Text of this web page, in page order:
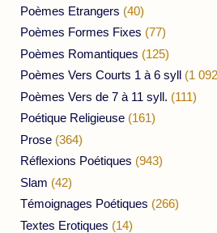
Poèmes Etrangers (40)
Poèmes Formes Fixes (77)
Poèmes Romantiques (125)
Poèmes Vers Courts 1 à 6 syll (1
Poèmes Vers de 7 à 11 syll. (111)
Poétique Religieuse (161)
Prose (364)
Réflexions Poétiques (943)
Slam (42)
Témoignages Poétiques (266)
Textes Erotiques (14)